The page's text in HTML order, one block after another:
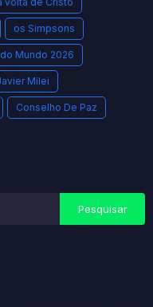
os Simpsons
Mundo 2026
Milei
Conselho De Paz